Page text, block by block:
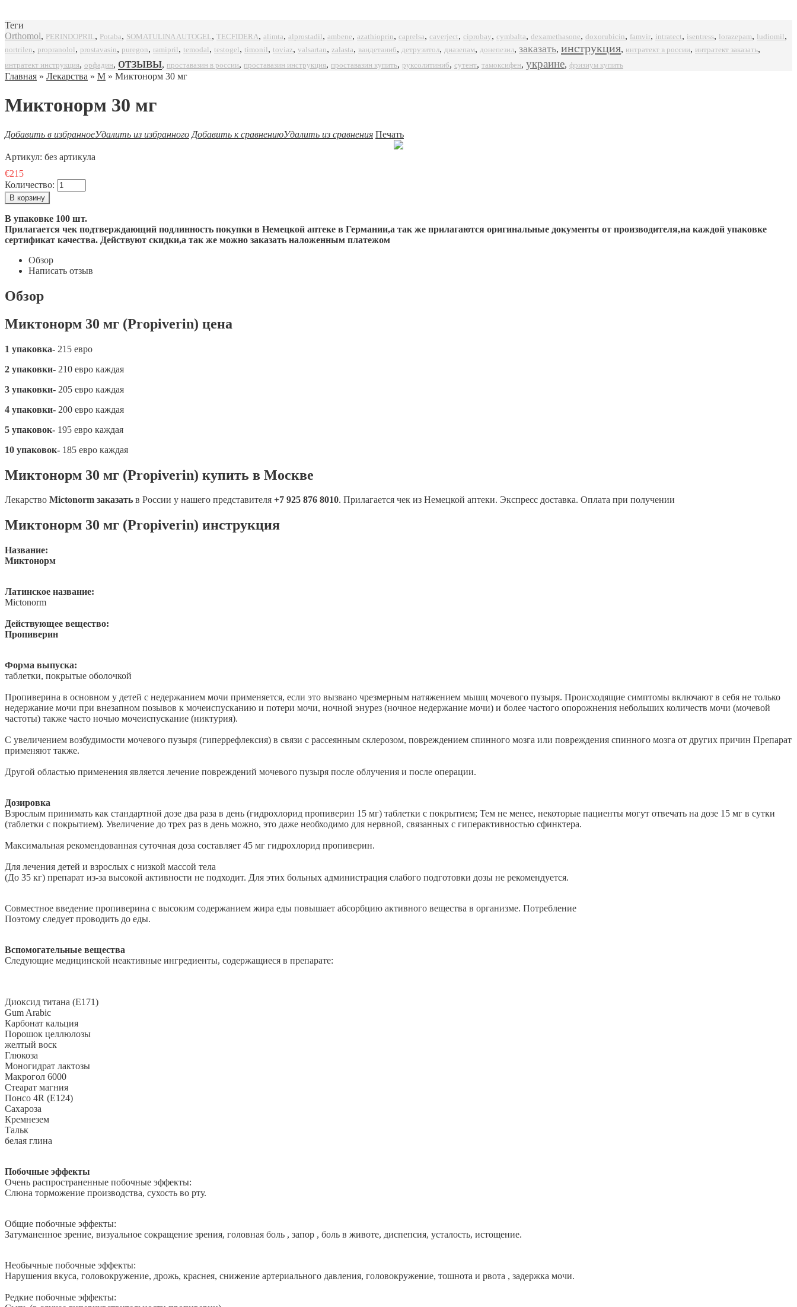
Теги
Orthomol, PERINDOPRIL, Potaba, SOMATULINA AUTOGEL, TECFIDERA, alimta, alprostadil, ambene, azathioprin, caprelsa, caverject, ciprobay, cymbalta, dexamethasone, doxorubicin, famvir, intratect, isentress, lorazepam, ludiomil,
nortrilen, propranolol, prostavasin, puregon, ramipril, temodal , testogel , timonil, toviaz, valsartan, zalasta, вандетаниб, детрузитол, диазепам, донепезил, заказать, инструкция, интратект в россии, интратект заказать,
интратект инструкция, орфадин, отзывы, проставазин в россии, проставазин инструкция, проставазин купить, руксолитиниб, сутент, тамоксифен, украине, фризиум купить
Главная » Лекарства » М » Миктонорм 30 мг
Миктонорм 30 мг
Добавить в избранноеУдалить из избранного Добавить к сравнениюУдалить из сравнения Печать
Артикул: без артикула
€215
Количество:
В упаковке 100 шт.
Прилагается чек подтверждающий подлинность покупки в Немецкой аптеке в Германии,а так же прилагаются оригинальные документы от производителя,на каждой упаковке
сертификат качества. Действуют скидки,а так же можно заказать наложенным платежом
Обзор
Написать отзыв
Обзор
Миктонорм 30 мг (Propiverin) цена
1 упаковка- 215 евро
2 упаковки- 210 евро каждая
3 упаковки- 205 евро каждая
4 упаковки- 200 евро каждая
5 упаковок- 195 евро каждая
10 упаковок- 185 евро каждая
Миктонорм 30 мг (Propiverin) купить в Москве
Лекарство Mictonorm заказать в России у нашего представителя +7 925 876 8010. Прилагается чек из Немецкой аптеки. Экспресс доставка. Оплата при получении
Миктонорм 30 мг (Propiverin) инструкция
Название:
Миктонорм
Латинское название:
Mictonorm
Действующее вещество:
Пропиверин
Форма выпуска:
таблетки, покрытые оболочкой
Пропиверина в основном у детей с недержанием мочи применяется, если это вызвано чрезмерным натяжением мышц мочевого пузыря. Происходящие симптомы включают в себя не только
недержание мочи при внезапном позывов к мочеиспусканию и потери мочи, ночной энурез (ночное недержание мочи) и более частого опорожнения небольших количеств мочи (мочевой
частоты) также часто ночью мочеиспускание (никтурия).
С увеличением возбудимости мочевого пузыря (гиперрефлексия) в связи с рассеянным склерозом, повреждением спинного мозга или повреждения спинного мозга от других причин Препарат
применяют также.
Другой областью применения является лечение повреждений мочевого пузыря после облучения и после операции.
Дозировка
Взрослым принимать как стандартной дозе два раза в день (гидрохлорид пропиверин 15 мг) таблетки с покрытием; Тем не менее, некоторые пациенты могут отвечать на дозе 15 мг в сутки
(таблетки с покрытием). Увеличение до трех раз в день можно, это даже необходимо для нервной, связанных с гиперактивностью сфинктера.
Максимальная рекомендованная суточная доза составляет 45 мг гидрохлорид пропиверин.
Для лечения детей и взрослых с низкой массой тела
(До 35 кг) препарат из-за высокой активности не подходит. Для этих больных администрация слабого подготовки дозы не рекомендуется.
Совместное введение пропиверина с высоким содержанием жира еды повышает абсорбцию активного вещества в организме. Потребление
Поэтому следует проводить до еды.
Вспомогательные вещества
Следующие медицинской неактивные ингредиенты, содержащиеся в препарате:
Диоксид титана (Е171)
Gum Arabic
Карбонат кальция
Порошок целлюлозы
желтый воск
Глюкоза
Моногидрат лактозы
Макрогол 6000
Стеарат магния
Понсо 4R (E124)
Сахароза
Кремнезем
Тальк
белая глина
Побочные эффекты
Очень распространенные побочные эффекты:
Слюна торможение производства, сухость во рту.
Общие побочные эффекты:
Затуманенное зрение, визуальное сокращение зрения, головная боль , запор , боль в животе, диспепсия, усталость, истощение.
Необычные побочные эффекты:
Нарушения вкуса, головокружение, дрожь, краснея, снижение артериального давления, головокружение, тошнота и рвота , задержка мочи.
Редкие побочные эффекты: